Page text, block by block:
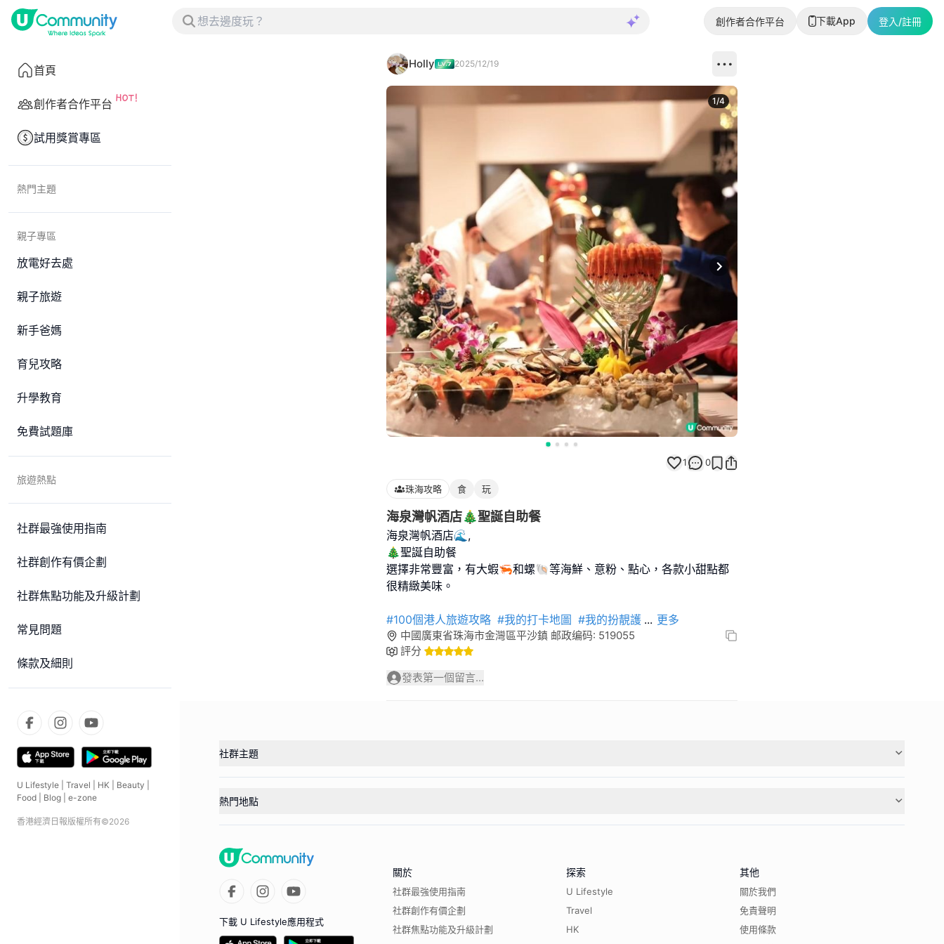
創作者合作平台 下載App 登入/註冊
首頁
創作者合作平台
試用獎賞專區
熱門主題
親子專區
放電好去處
親子旅遊
新手爸媽
育兒攻略
升學教育
免費試題庫
旅遊熱點
社群最強使用指南
社群創作有價企劃
社群焦點功能及升級計劃
常見問題
條款及細則
U Lifestyle Travel HK Beauty
Food
Blog e-zone
香港經濟日報版權所有©2026
Holly 2025/12/19
Next slide
1/4
1 0
珠海攻略 食 玩
海泉灣帆酒店🎄聖誕自助餐
海泉灣帆酒店🌊,
🎄聖誕自助餐
選擇非常豐富，有大蝦🦐和螺🐚等海鮮、意粉、點心，各款小甜點都
很精緻美味。
#100個港人旅遊攻略 #我的打卡地圖 #我的扮靚護 ... 更多
中國廣東省珠海市金灣區平沙鎮 邮政编码: 519055
評分
發表第一個留言...
社群主題
熱門地點
下載 U Lifestyle應用程式
關於
社群最強使用指南
社群創作有價企劃
社群焦點功能及升級計劃
探索
U Lifestyle
Travel
HK
其他
關於我們
免責聲明
使用條款